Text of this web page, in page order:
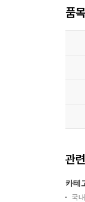
품
관
카테
국